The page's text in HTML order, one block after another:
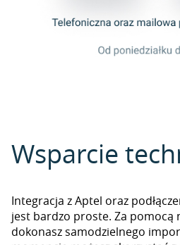
Wsparcie
Integracja z Aptel oraz
jest bardzo proste. Za pomocą
dokonasz samodzielnego